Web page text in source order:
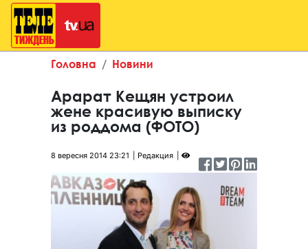
Головна Новини
Арарат Кещян устроил
жене красивую выписку
из роддома (ФОТО)
8 вересня 2014 23:21 Редакция